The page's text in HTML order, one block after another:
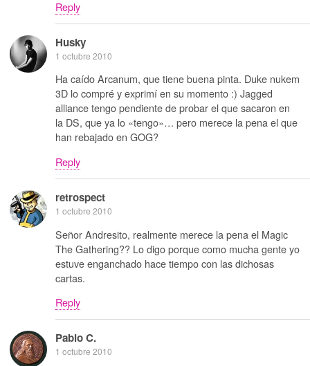
Reply
Husky
1 octubre 2010
Ha caído Arcanum, que tiene buena pinta. Duke nukem
3D lo compré y exprimí en su momento :) Jagged
alliance tengo pendiente de probar el que sacaron en
la DS, que ya lo «tengo»… pero merece la pena el que
han rebajado en GOG?
Reply
retrospect
1 octubre 2010
Señor Andresito, realmente merece la pena el Magic
The Gathering?? Lo digo porque como mucha gente yo
estuve enganchado hace tiempo con las dichosas
cartas.
Reply
Pablo C.
1 octubre 2010